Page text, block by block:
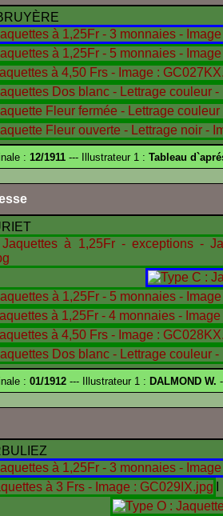
: 12/1911 --- Illustrateur 1 : Tableau
: 01/1912 --- Illustrateur 1 : DALMOND W.